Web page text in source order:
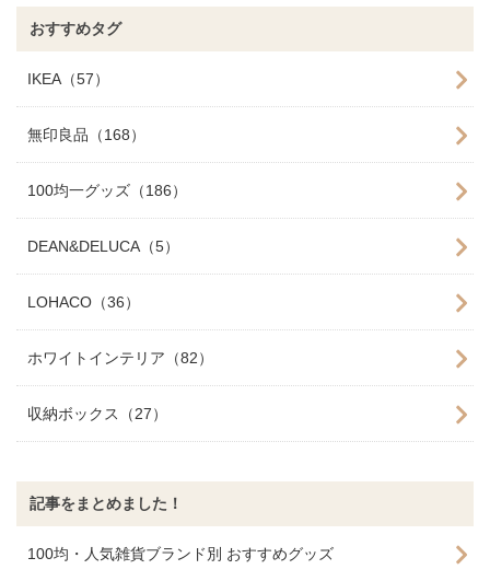
おすすめタグ
IKEA（57）
無印良品（168）
100均一グッズ（186）
DEAN&DELUCA（5）
LOHACO（36）
ホワイトインテリア（82）
収納ボックス（27）
記事をまとめました！
100均・人気雑貨ブランド別 おすすめグッズ